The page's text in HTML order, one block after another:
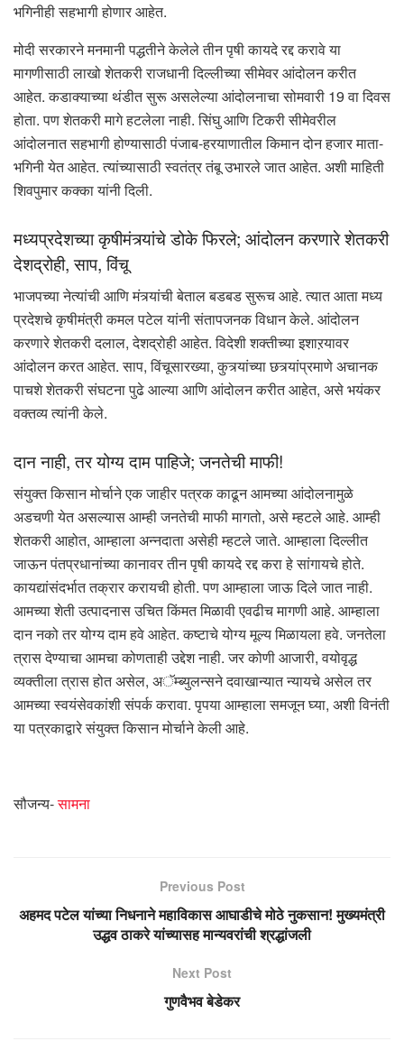
भगिनीही सहभागी होणार आहेत.
मोदी सरकारने मनमानी पद्धतीने केलेले तीन पृषी कायदे रद्द करावे या
मागणीसाठी लाखो शेतकरी राजधानी दिल्लीच्या सीमेवर आंदोलन करीत
आहेत. कडाक्याच्या थंडीत सुरू असलेल्या आंदोलनाचा सोमवारी 19 वा दिवस
होता. पण शेतकरी मागे हटलेला नाही. सिंघु आणि टिकरी सीमेवरील
आंदोलनात सहभागी होण्यासाठी पंजाब-हरयाणातील किमान दोन हजार माता-
भगिनी येत आहेत. त्यांच्यासाठी स्वतंत्र तंबू उभारले जात आहेत. अशी माहिती
शिवपुमार कक्का यांनी दिली.
मध्यप्रदेशच्या कृषीमंत्र्यांचे डोके फिरले; आंदोलन करणारे शेतकरी
देशद्रोही, साप, विंचू
भाजपच्या नेत्यांची आणि मंत्र्यांची बेताल बडबड सुरूच आहे. त्यात आता मध्य
प्रदेशचे कृषीमंत्री कमल पटेल यांनी संतापजनक विधान केले. आंदोलन
करणारे शेतकरी दलाल, देशद्रोही आहेत. विदेशी शक्तीच्या इशाऱयावर
आंदोलन करत आहेत. साप, विंचूसारख्या, कुत्र्यांच्या छत्र्यांप्रमाणे अचानक
पाचशे शेतकरी संघटना पुढे आल्या आणि आंदोलन करीत आहेत, असे भयंकर
वक्तव्य त्यांनी केले.
दान नाही, तर योग्य दाम पाहिजे; जनतेची माफी!
संयुक्त किसान मोर्चाने एक जाहीर पत्रक काढून आमच्या आंदोलनामुळे
अडचणी येत असल्यास आम्ही जनतेची माफी मागतो, असे म्हटले आहे. आम्ही
शेतकरी आहोत, आम्हाला अन्नदाता असेही म्हटले जाते. आम्हाला दिल्लीत
जाऊन पंतप्रधानांच्या कानावर तीन पृषी कायदे रद्द करा हे सांगायचे होते.
कायद्यांसंदर्भात तक्रार करायची होती. पण आम्हाला जाऊ दिले जात नाही.
आमच्या शेती उत्पादनास उचित किंमत मिळावी एवढीच मागणी आहे. आम्हाला
दान नको तर योग्य दाम हवे आहेत. कष्टाचे योग्य मूल्य मिळायला हवे. जनतेला
त्रास देण्याचा आमचा कोणताही उद्देश नाही. जर कोणी आजारी, वयोवृद्ध
व्यक्तीला त्रास होत असेल, अॅम्ब्युलन्सने दवाखान्यात न्यायचे असेल तर
आमच्या स्वयंसेवकांशी संपर्क करावा. पृपया आम्हाला समजून घ्या, अशी विनंती
या पत्रकाद्वारे संयुक्त किसान मोर्चाने केली आहे.
सौजन्य-सामना
Previous Post
अहमद पटेल यांच्या निधनाने महाविकास आघाडीचे मोठे नुकसान! मुख्यमंत्री
उद्धव ठाकरे यांच्यासह मान्यवरांची श्रद्धांजली
Next Post
गुणवैभव बेडेकर